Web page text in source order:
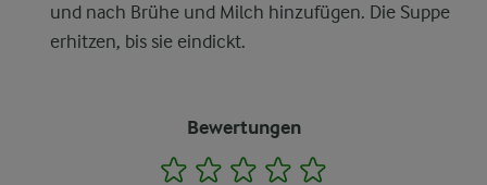
und nach Brühe und Milch hinzufügen. Die Suppe
erhitzen, bis sie eindickt.
Bewertungen
1 2 3 4